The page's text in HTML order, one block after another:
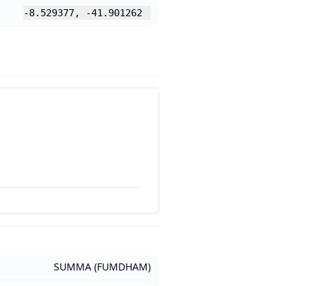
-8.529377, -41.901262
SUMMA (FUMDHAM)